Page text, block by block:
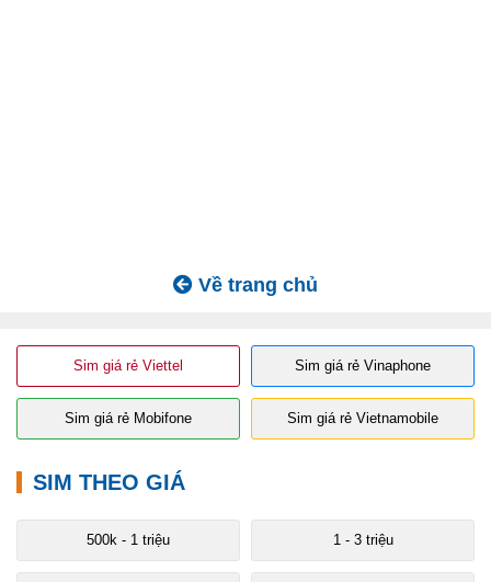
Về trang chủ
Sim giá rẻ Viettel Sim giá rẻ Vinaphone
Sim giá rẻ Mobifone Sim giá rẻ Vietnamobile
SIM THEO GIÁ
500k - 1 triệu 1 - 3 triệu